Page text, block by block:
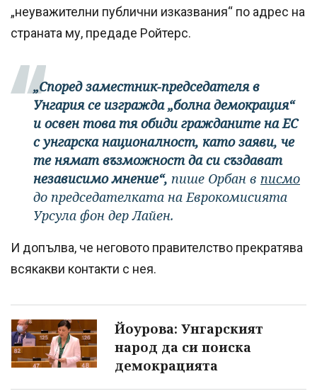
„неуважителни публични изказвания“ по адрес на
страната му, предаде Ройтерс.
„Според заместник-председателя в
Унгария се изгражда „болна демокрация“
и освен това тя обиди гражданите на ЕС
с унгарска националност, като заяви, че
те нямат възможност да си създават
независимо мнение“, пише Орбан в писмо
до председателката на Еврокомисията
Урсула фон дер Лайен.
И допълва, че неговото правителство прекратява
всякакви контакти с нея.
Йоурова: Унгарският
народ да си поиска
демокрацията